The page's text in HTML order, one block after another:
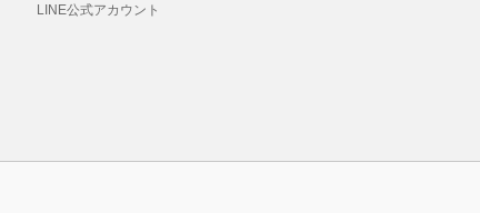
LINE公式アカウント